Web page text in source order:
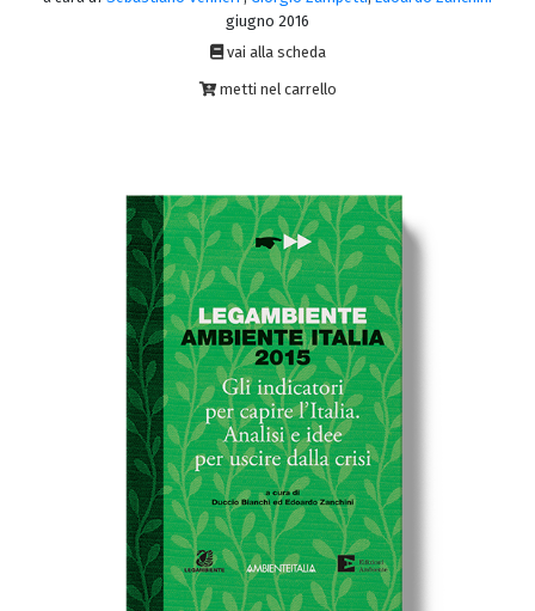
giugno 2016
vai alla scheda
metti nel carrello